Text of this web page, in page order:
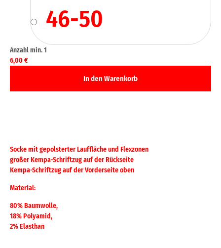
46-50
6,00 €
Socke mit gepolsterter Lauffläche und Flexzonen
großer Kempa-Schriftzug auf der Rückseite
Kempa-Schriftzug auf der Vorderseite oben
Material:
80% Baumwolle,
18% Polyamid,
2% Elasthan